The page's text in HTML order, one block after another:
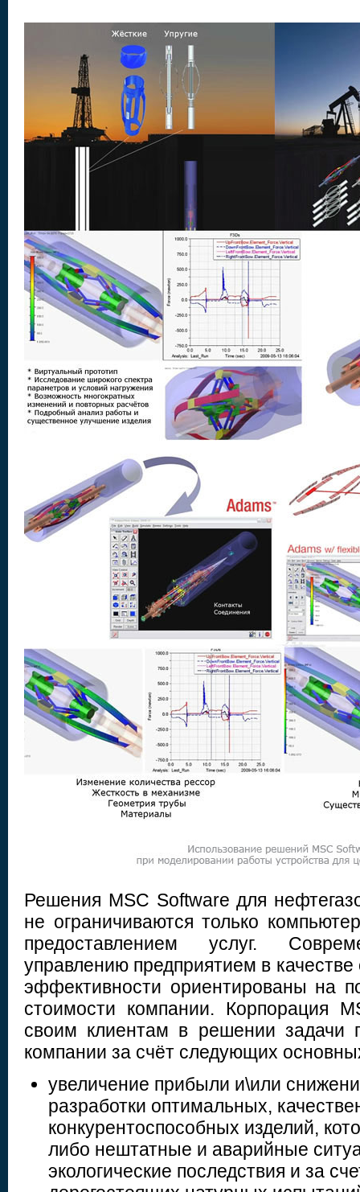
Решения MSC Software для
не ограничиваются только
предоставлением услуг.
управлению предприятием в качестве
эффективности ориентированы на
стоимости компании. Корпорация
своим клиентам в решении задачи
компании за счёт следующих
увеличение прибыли и\или
разработки оптимальных,
конкурентоспособных изделий,
либо нештатные и аварийные
экологические последствия и за